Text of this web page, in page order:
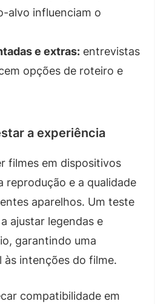
alvo influenciam o
e extras: entrevistas
opções de roteiro e
a experiência
filmes em dispositivos
reprodução e a qualidade
aparelhos. Um teste
ajustar legendas e
garantindo uma
às intenções do filme.
compatibilidade em